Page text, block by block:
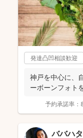
発達凸凹相談歓迎
神戸を中心に、
ーボーンフォト
予約承諾率：
ババハ